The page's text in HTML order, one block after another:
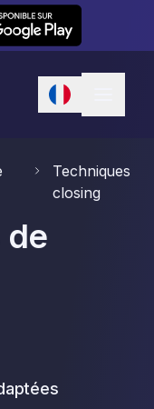
Android
Techniques
closing
de